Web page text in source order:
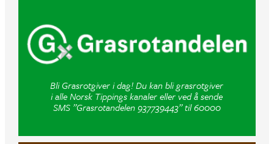
Bli Grasrotgiver i dag! Du kan bli grasrotgiver
i alle Norsk Tippings kanaler eller ved å sende
SMS ”Grasrotandelen 937739443” til 60000